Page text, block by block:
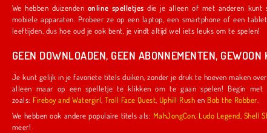
We hebben duizenden online spelletjes die je alleen of met anderen kunt spelen. Ze werken ook op je favoriete
mobiele apparaten. Probeer ze op een laptop, een smartphone of een tablet. We hebben iets voor spelers van alle
leeftijden, dus hoe oud je ook bent, je vindt altijd wel iets leuks om te spelen!
GEEN DOWNLOADEN, GEEN ABONNEMENTEN,
Je kunt gelijk in je favoriete titels duiken, zonder je druk te hoeven maken over downloads of abonnementen. Je hoeft
alleen maar op een spelletje te klikken om te gaan spelen! Begin met spelletjes die door ons zijn gemaakt,
zoals:
Fireboy and Watergirl ,Troll Face Quest Uphill Rush en Bob the Robber
We hebben ook andere populaire titels als: MahJongCon Ludo Legend
meer!